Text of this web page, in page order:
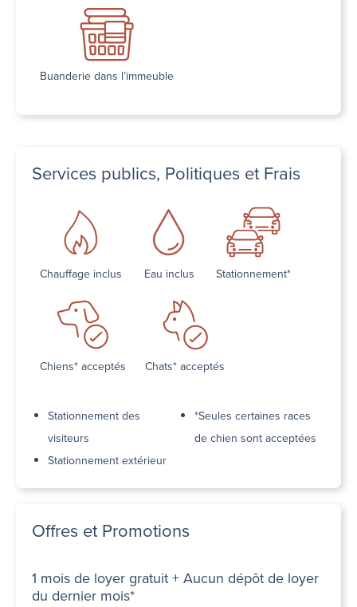
Buanderie dans l’immeuble
Services publics, Politiques et Frais
Chauffage inclus Eau inclus Stationnement*
Chiens* acceptés Chats* acceptés
Stationnement des
visiteurs
Stationnement extérieur
*Seules certaines races
de chien sont acceptées
Offres et Promotions
1 mois de loyer gratuit + Aucun dépôt de loyer
du dernier mois*